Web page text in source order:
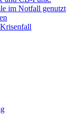
im Notfall genutzt